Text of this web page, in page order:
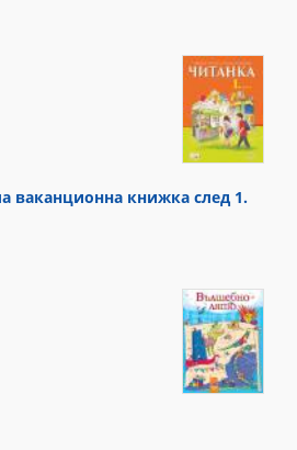
ваканционна книжка след 1.